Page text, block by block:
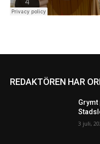
REDAKTÖREN HAR
3 juli,